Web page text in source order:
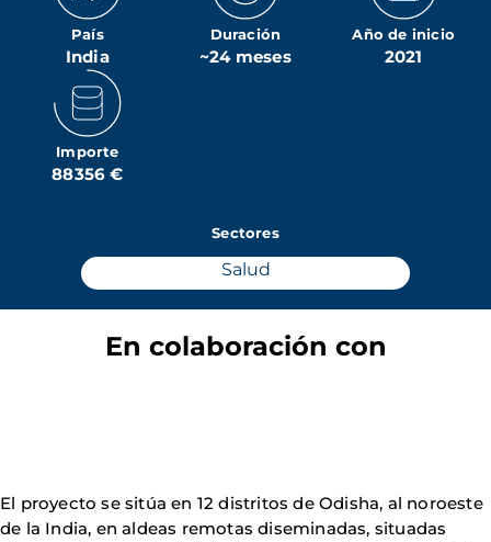
País
India
Duración
~24 meses
Año de inicio
2021
Importe
88356 €
Sectores
Salud
En colaboración con
El proyecto se sitúa en 12 distritos de Odisha, al noroeste
de la India, en aldeas remotas diseminadas, situadas